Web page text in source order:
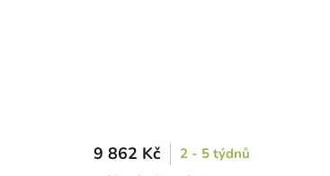
9 862 Kč 2 - 5 týdnů